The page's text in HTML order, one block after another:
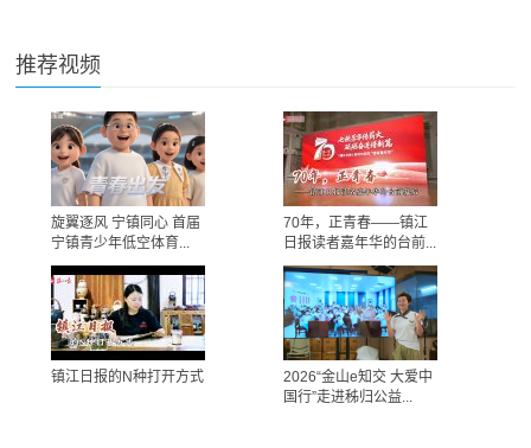
推荐视频
旋翼逐风 宁镇同心 首届
宁镇青少年低空体育...
70年，正青春——镇江
日报读者嘉年华的台前...
镇江日报的N种打开方式
2026“金山e知交 大爱中
国行”走进秭归公益...